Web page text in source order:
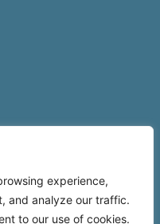
experience,
and analyze our traffic.
to our use of cookies.